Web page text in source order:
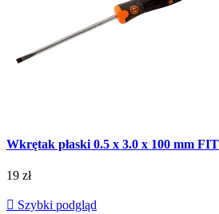
Wkrętak płaski 0.5 x 3.0 x 100 mm
19 zł
 Szybki podgląd